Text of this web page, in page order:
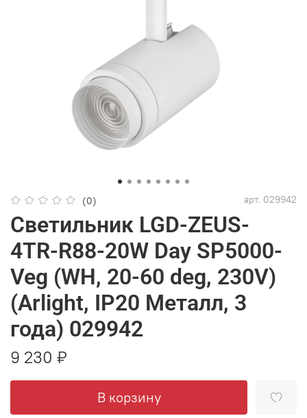
(0) арт. 029942
Светильник LGD-ZEUS-
4TR-R88-20W Day SP5000-
Veg (WH, 20-60 deg, 230V)
(Arlight, IP20 Металл, 3
года) 029942
9 230 ₽
В корзину